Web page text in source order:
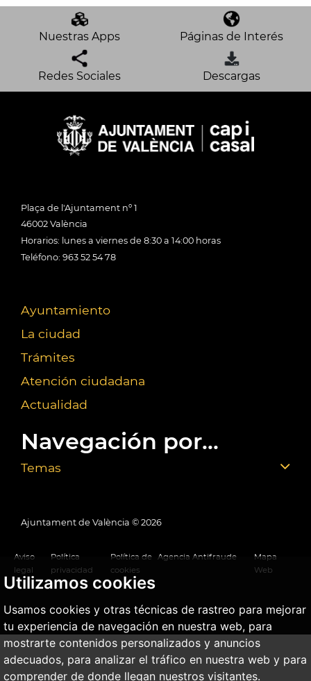
Utilizamos cookies
Usamos cookies y otras técnicas de rastreo para mejorar
tu experiencia de navegación en nuestra web, para
mostrarte contenidos personalizados y anuncios
adecuados, para analizar el tráfico en nuestra web y para
comprender de donde llegan nuestros visitantes.
Nuestras Apps Páginas de Interés
Redes Sociales Descargas
Plaça de l'Ajuntament nº 1
46002 València
Horarios: lunes a viernes de 8:30 a 14:00 horas
Teléfono: 963 52 54 78
Ayuntamiento
La ciudad
Trámites
Atención ciudadana
Actualidad
Navegación por...
Temas
Ajuntament de València © 2026
Aviso
legal
Política
privacidad
Política de
cookies
Agencia Antifraude
Mapa
Web